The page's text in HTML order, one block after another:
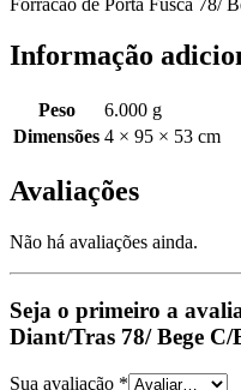
Forracao de Porta Fusca 78/
Informação
Peso
6.000 g
Dimensões 4 × 95 × 53 cm
Avaliações
Não há avaliações ainda.
Seja o primeiro a
Diant/Tras 78/ Bege C/
Sua avaliação *